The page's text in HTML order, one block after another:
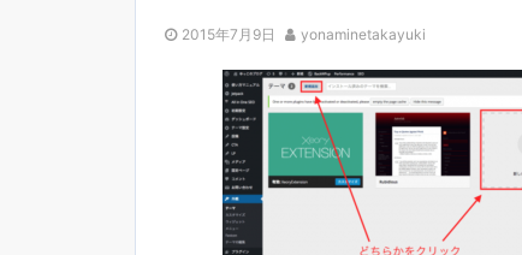
2015年7月9日 yonaminetakayuki